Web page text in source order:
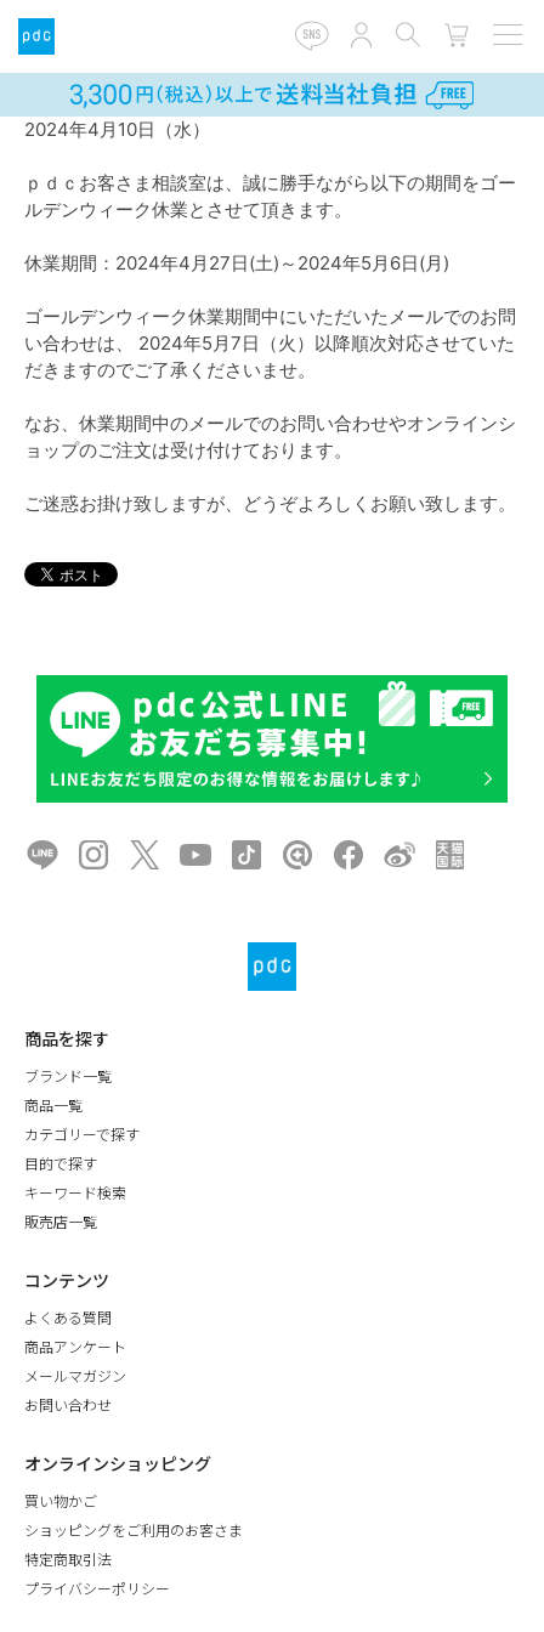
2024年4月10日（水）
ｐｄｃお客さま相談室は、誠に勝手ながら以下の期間をゴー
ルデンウィーク休業とさせて頂きます。
休業期間：2024年4月27日(土)～2024年5月6日(月)
ゴールデンウィーク休業期間中にいただいたメールでのお問
い合わせは、 2024年5月7日（火）以降順次対応させていた
だきますのでご了承くださいませ。
なお、休業期間中のメールでのお問い合わせやオンラインシ
ョップのご注文は受け付けております。
ご迷惑お掛け致しますが、どうぞよろしくお願い致します。
商品を探す
ブランド一覧
商品一覧
カテゴリーで探す
目的で探す
キーワード検索
販売店一覧
コンテンツ
よくある質問
商品アンケート
メールマガジン
お問い合わせ
オンラインショッピング
買い物かご
ショッピングをご利用のお客さま
特定商取引法
プライバシーポリシー